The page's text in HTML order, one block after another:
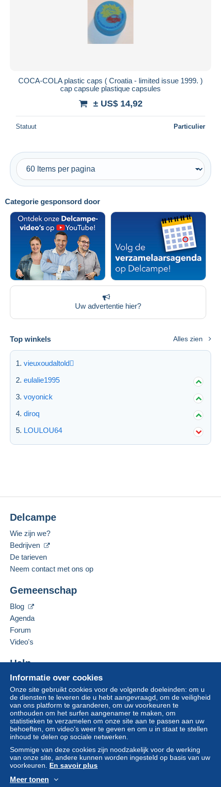
Categorie gesponsord door
Uw advertentie hier?
Top winkels Alles zien
vieuxoudaltold
eulalie1995
voyonick
diroq
LOULOU64
COCA-COLA plastic caps ( Croatia - limited issue 1999. )
cap capsule plastique capsules
± US$ 14,92
Statuut Particulier
Informatie over cookies
Onze site gebruikt cookies voor de volgende doeleinden: om u
de diensten te leveren die u hebt aangevraagd, om de veiligheid
van ons platform te garanderen, om uw voorkeuren te
onthouden om het surfen aangenamer te maken, om
statistieken te verzamelen om onze site aan te passen aan uw
behoeften, om video's weer te geven en om u in staat te stellen
inhoud te delen op sociale netwerken.
Sommige van deze cookies zijn noodzakelijk voor de werking
van onze site, andere kunnen worden ingesteld op basis van uw
voorkeuren. En savoir plus
Meer tonen
Delcampe
Wie zijn we?
Bedrijven
De tarieven
Neem contact met ons op
Gemeenschap
Blog
Agenda
Forum
Video's
Help
Hulpcentrum
Kopen op Delcampe
Verkopen op Delcampe
Een beveiligde website